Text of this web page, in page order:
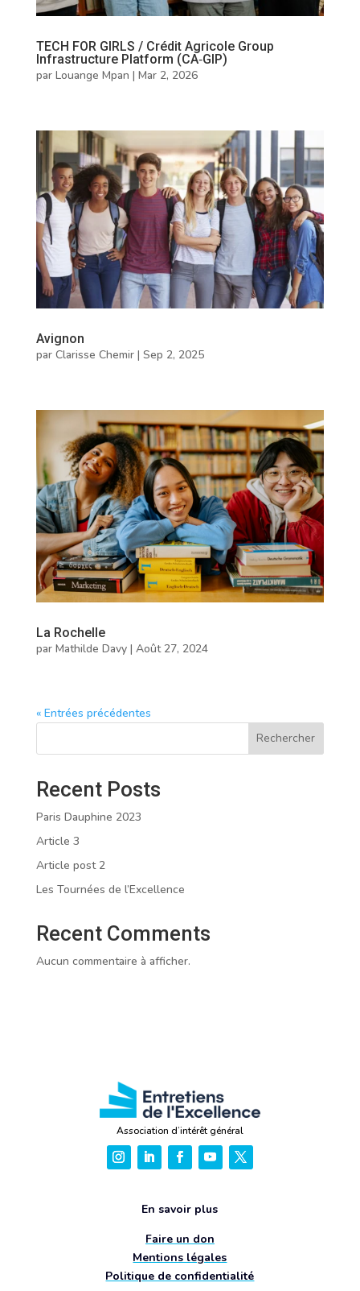
TECH FOR GIRLS / Crédit Agricole Group
Infrastructure Platform (CA‑GIP)
par Louange Mpan | Mar 2, 2026
Avignon
par Clarisse Chemir| Sep 2, 2025
La Rochelle
par Mathilde Davy| Août 27, 2024
« Entrées précédentes
Rechercher
Recent Posts
Paris Dauphine 2023
Article 3
Article post 2
Les Tournées de l’Excellence
Recent Comments
Aucun commentaire à afficher.
Association d’intérêt général
En savoir plus
Faire un don
Mentions légales
Politique de confidentialité